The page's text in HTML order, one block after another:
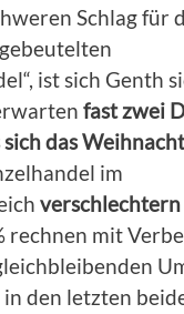
Schlag für
ist sich Genth
fast zwei
das
im
rechnen mit
den letzten